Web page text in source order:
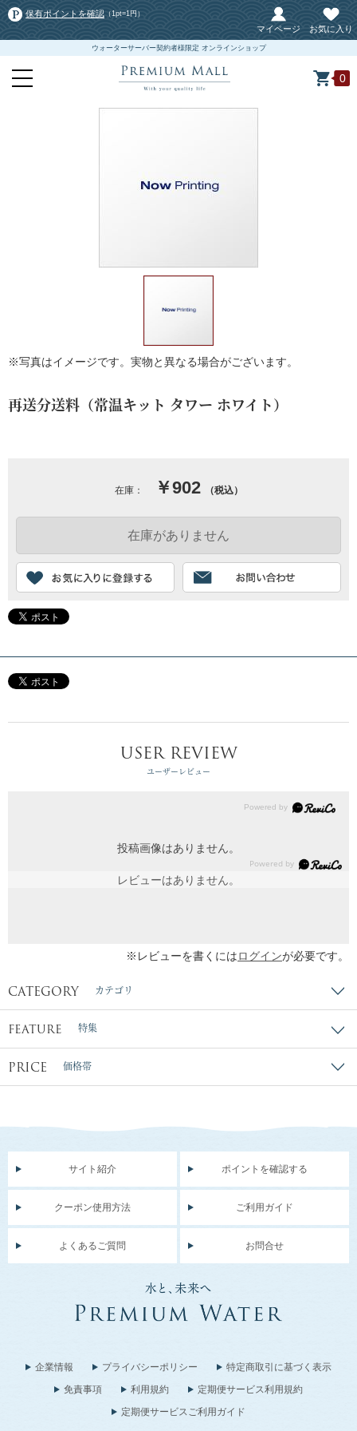
保有ポイントを確認 （1pt=1円）
マイページ お気に入り
ウォーターサーバー契約者様限定 オンラインショップ
0
※写真はイメージです。実物と異なる場合がございます。
再送分送料（常温キット タワー ホワイト）
在庫： ￥902 （税込）
USER REVIEW
ユーザーレビュー
投稿画像はありません。
レビューはありません。
※レビューを書くにはログインが必要です。
CATEGORY カテゴリ
FEATURE 特集
PRICE 価格帯
サイト紹介 ポイントを確認する
クーポン使用方法 ご利用ガイド
よくあるご質問 お問合せ
企業情報 プライバシーポリシー
特定商取引に基づく表示
免責事項
利用規約
定期便サービス利用規約
定期便サービスご利用ガイド